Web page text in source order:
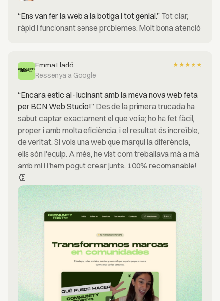
“Ens van fer la web a la botiga i tot genial.” Tot clar,
ràpid i funcionant sense problemes. Molt bona atenció
Emma Lladó
Ressenya a Google
★ ★ ★ ★ ★
“Encara estic al·lucinant amb la meva nova web feta
per BCN Web Studio!” Des de la primera trucada ha
sabut captar exactament el que volia; ho ha fet fàcil,
proper i amb molta eficiència, i el resultat és increïble,
de veritat. Si vols una web que marqui la diferència,
ells són l'equip. A més, he vist com treballava mà a mà
amb mi i l'hem pogut crear junts. 100% recomanable!
👏